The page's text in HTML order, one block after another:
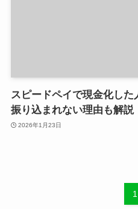
スピードペイで現金化し
振り込まれない理由も解説
2026年1月23日
1